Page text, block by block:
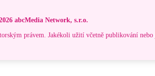
abcMedia Network, s.r.o.
právem. Jakékoli užití včetně publikování